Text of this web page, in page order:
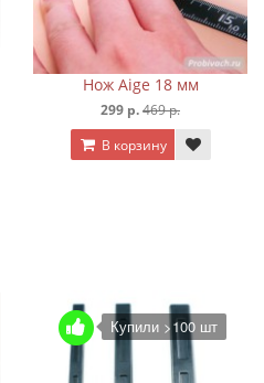
Нож Aige 18 мм
299 р.469 р.
В корзину
Купили >100 шт